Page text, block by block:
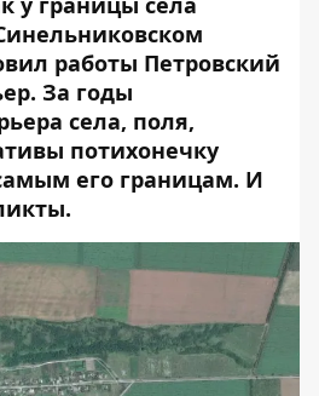
работы Петровский
За годы
села, поля,
потихонечку
его границам. И